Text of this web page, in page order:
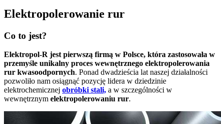
Elektropolerowanie rur
Co to jest?
Elektropol-R jest pierwszą firmą w Polsce, która zastosowała w
przemyśle unikalny proces wewnętrznego elektropolerowania
rur kwasoodpornych. Ponad dwadzieścia lat naszej działalności
pozwoliło nam osiągnąć pozycję lidera w dziedzinie
elektrochemicznej obróbki stali, a w szczególności w
wewnętrznym elektropolerowaniu rur.